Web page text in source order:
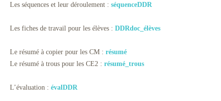
Les séquences et leur déroulement : séquenceDDR
Les fiches de travail pour les élèves : DDRdoc_élèves
Le résumé à copier pour les CM : résumé
Le résumé à trous pour les CE2 : résumé_trous
L’évaluation : évalDDR